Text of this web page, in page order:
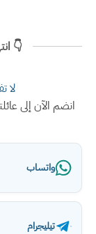
👇
لا
انضم الآن إلى
واتساب
تيليجرام